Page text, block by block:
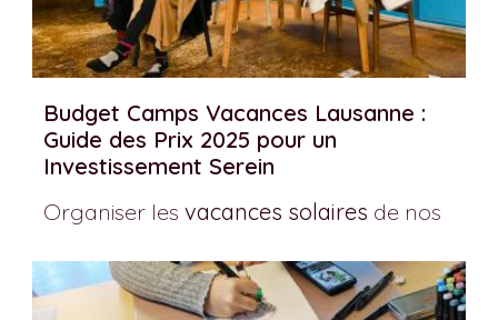
Budget Camps Vacances Lausanne :
Guide des Prix 2025 pour un
Investissement Serein
Organiser les vacances solaires de nos